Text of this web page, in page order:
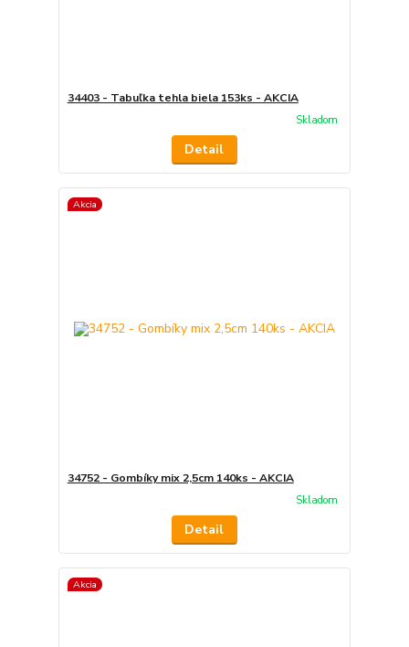
34403 - Tabuľka tehla biela 153ks - AKCIA
Skladom
Detail
Akcia
34752 - Gombíky mix 2,5cm 140ks - AKCIA
Skladom
Detail
Akcia